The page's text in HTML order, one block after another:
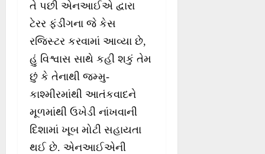
તે પછી એનઆઈએ દ્વારા
ટેરર ફંડીંગના જે કેસ
રજિસ્ટર કરવામાં આવ્યા છે,
હું વિશ્વાસ સાથે કહી શકું તેમ
છું કે તેનાથી જમ્મુ-
કાશ્મીરમાંથી આતંકવાદને
મૂળમાંથી ઉખેડી નાંખવાની
દિશામાં ખૂબ મોટી સહાયતા
થઈ છે. એનઆઈએની